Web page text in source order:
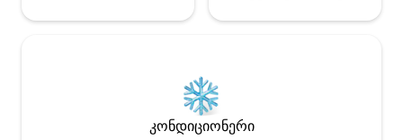
კონდიციონერი